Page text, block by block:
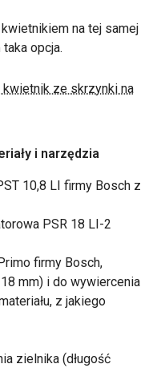
na tej samej
opcja.
ze skrzynki na
i narzędzia
10,8 LI firmy Bosch z
PSR 18 LI-2
firmy Bosch,
mm) i do wywiercenia
z jakiego
zielnika (długość